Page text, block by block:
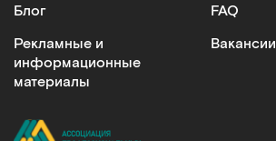
Блог
Рекламные и
информационные
материалы
FAQ
Вакансии